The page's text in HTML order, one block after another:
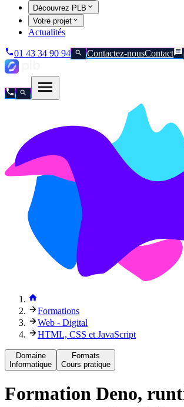
Découvrez PLB
Votre projet
Actualités
01 43 34 90 94 Contactez-nousContact
Formations
Web - Digital
HTML, CSS et JavaScript
Domaine
Informatique
Formats
Cours pratique
Formation Deno,